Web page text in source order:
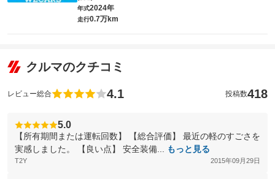
年式2024年
走行0.7万km
クルマのクチコミ
レビュー総合 4.1 投稿数418
5.0
【所有期間または運転回数】 【総合評価】 最近の軽のすごさを
実感しました。 【良い点】 安全装備...
もっと見る
T2Y 2015年09月29日